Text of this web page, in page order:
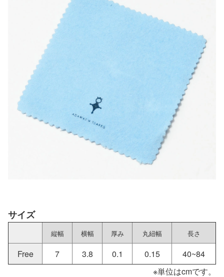
サイズ
縦幅 横幅 厚み 丸紐幅 長さ
Free 7 3.8 0.1 0.15
40~84
※単位はcmです。